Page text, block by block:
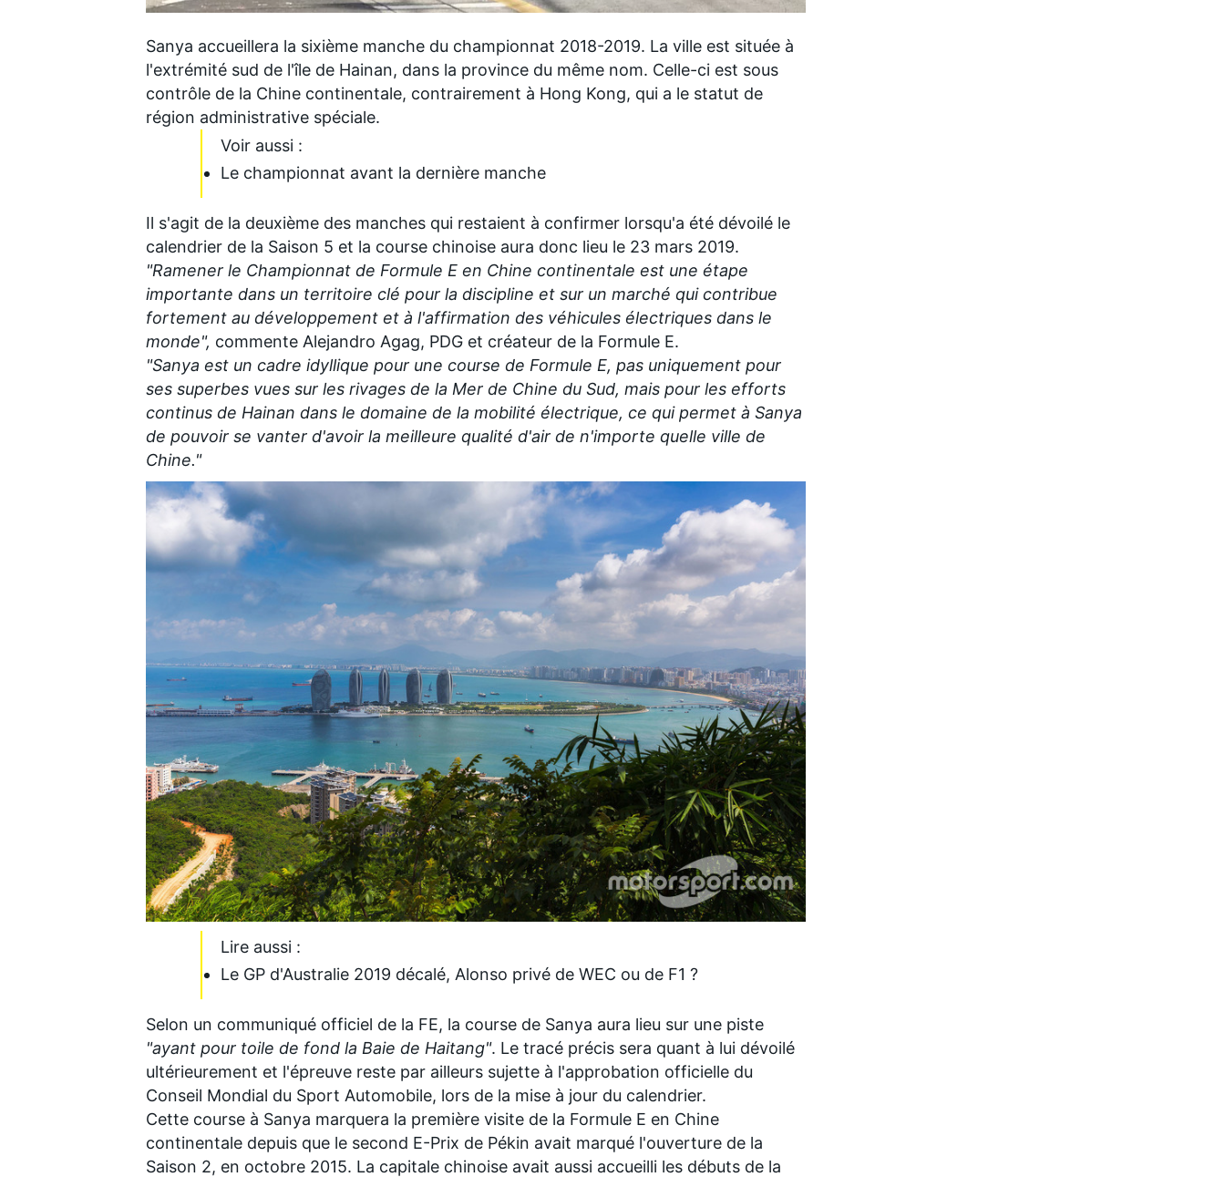
AUTRES CHAMPIONNATS
Sanya accueillera la sixième manche du championnat 2018-2019. La ville est située à
l'extrémité sud de l'île de Hainan, dans la province du même nom. Celle-ci est sous
contrôle de la Chine continentale, contrairement à Hong Kong, qui a le statut de
région administrative spéciale.
Voir aussi :
Le championnat avant la dernière manche
Il s'agit de la deuxième des manches qui restaient à confirmer lorsqu'a été dévoilé le
calendrier de la Saison 5 et la course chinoise aura donc lieu le 23 mars 2019.
"Ramener le Championnat de Formule E en Chine continentale est une étape
importante dans un territoire clé pour la discipline et sur un marché qui contribue
fortement au développement et à l'affirmation des véhicules électriques dans le
monde", commente Alejandro Agag, PDG et créateur de la Formule E.
"Sanya est un cadre idyllique pour une course de Formule E, pas uniquement pour
ses superbes vues sur les rivages de la Mer de Chine du Sud, mais pour les efforts
continus de Hainan dans le domaine de la mobilité électrique, ce qui permet à Sanya
de pouvoir se vanter d'avoir la meilleure qualité d'air de n'importe quelle ville de
Chine."
Lire aussi :
Le GP d'Australie 2019 décalé, Alonso privé de WEC ou de F1 ?
Selon un communiqué officiel de la FE, la course de Sanya aura lieu sur une piste
"ayant pour toile de fond la Baie de Haitang". Le tracé précis sera quant à lui dévoilé
ultérieurement et l'épreuve reste par ailleurs sujette à l'approbation officielle du
Conseil Mondial du Sport Automobile, lors de la mise à jour du calendrier.
Cette course à Sanya marquera la première visite de la Formule E en Chine
continentale depuis que le second E-Prix de Pékin avait marqué l'ouverture de la
Saison 2, en octobre 2015. La capitale chinoise avait aussi accueilli les débuts de la